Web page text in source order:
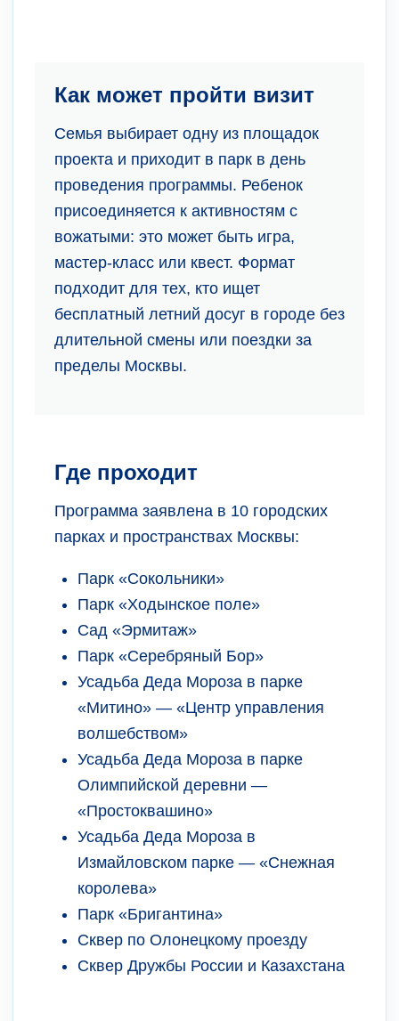
Как может пройти визит
Семья выбирает одну из площадок
проекта и приходит в парк в день
проведения программы. Ребенок
присоединяется к активностям с
вожатыми: это может быть игра,
мастер-класс или квест. Формат
подходит для тех, кто ищет
бесплатный летний досуг в городе без
длительной смены или поездки за
пределы Москвы.
Где проходит
Программа заявлена в 10 городских
парках и пространствах Москвы:
Парк «Сокольники»
Парк «Ходынское поле»
Сад «Эрмитаж»
Парк «Серебряный Бор»
Усадьба Деда Мороза в парке
«Митино» — «Центр управления
волшебством»
Усадьба Деда Мороза в парке
Олимпийской деревни —
«Простоквашино»
Усадьба Деда Мороза в
Измайловском парке — «Снежная
королева»
Парк «Бригантина»
Сквер по Олонецкому проезду
Сквер Дружбы России и Казахстана